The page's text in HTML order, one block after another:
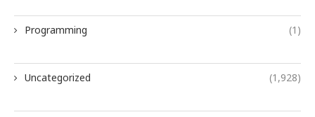
Programming (1)
Uncategorized (1,928)